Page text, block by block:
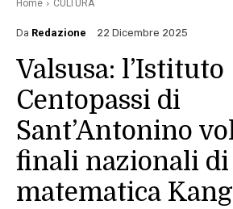
Home CULTURA
Da Redazione 22 Dicembre 2025
Valsusa: l’Istituto
Centopassi di
Sant’Antonino
finali nazionali di
matematica